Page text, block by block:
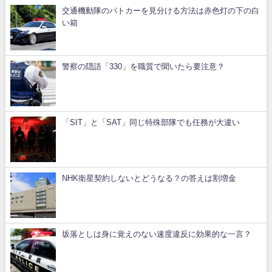
交通機動隊のパトカーを見分ける方法は赤色灯の下の白
い箱
警察の隠語「330」を職質で聞いたら要注意？
「SIT」と「SAT」同じ特殊部隊でも任務が大違い
NHK衛星契約しないとどうなる？の答えは割増金
坂落としは身に覚えのない速度違反に効果的な一言？